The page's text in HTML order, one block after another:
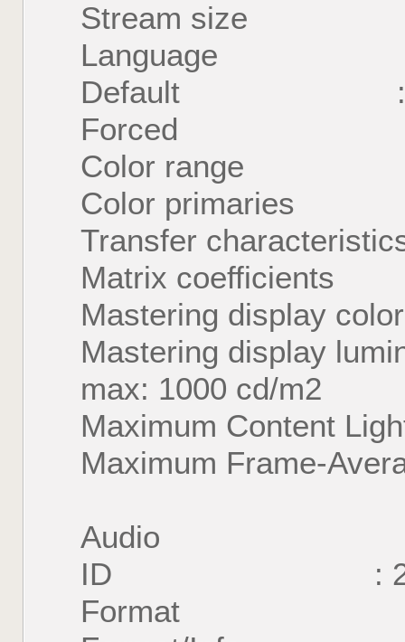
Stream size :
Language :
Default :
Forced :
Color range :
Color primaries
Transfer
Matrix coefficients
Mastering display
Mastering display
max: 1000 cd/m2
Maximum Content
Maximum Frame-
Audio
ID :
Format : E-